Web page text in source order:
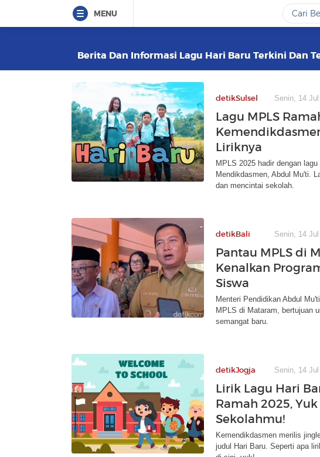
MENU
Berita Dan Informasi Lagu Hari Baru Terkini Dan
detikSulsel Senin, 14
Lagu MPLS
Liriknya
MPLS 2025 hadir dengan
Mendikdasmen, Abdul Mu'ti.
dan mencintai sekolah.
detikBali Senin, 14
Pantau MPLS di
Kenalkan
Siswa
Menteri Pendidikan Abdul
MPLS di Mataram, bertujuan
semangat baru.
detikJogja Senin, 14
Lirik Lagu Hari
Ramah 2025,
Sekolahmu!
Kemendikdasmen merilis
judul Hari Baru. Seperti apa